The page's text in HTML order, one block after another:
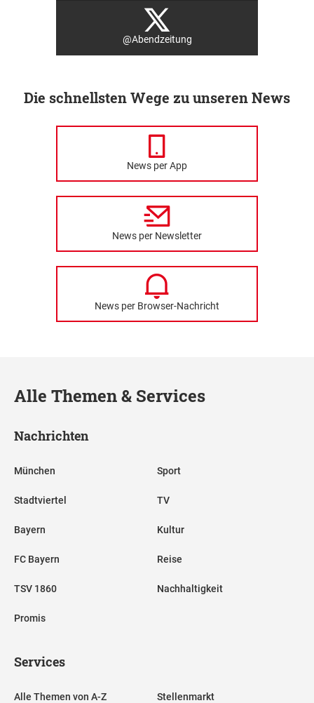
@Abendzeitung
Die schnellsten Wege zu unseren News
News per App
News per Newsletter
News per Browser-Nachricht
Alle Themen & Services
Nachrichten
München
Stadtviertel
Bayern
FC Bayern
TSV 1860
Promis
Sport
TV
Kultur
Reise
Nachhaltigkeit
Services
Alle Themen von A-Z Stellenmarkt